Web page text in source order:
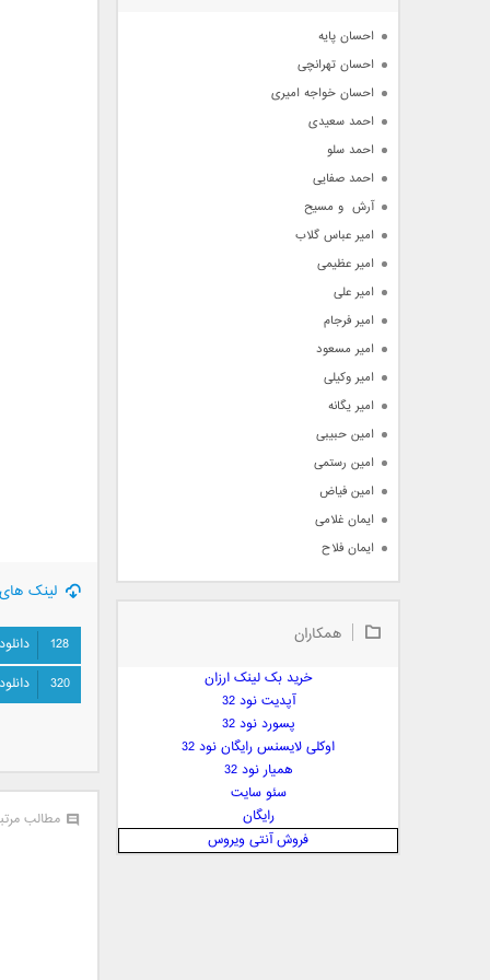
لینک
128
320
مطالب
احسان پایه
احسان تهرانچی
احسان خواجه امیری
احمد سعیدی
احمد سلو
احمد صفایی
آرش  و مسیح
امیر عباس گلاب
امیر عظیمی
امیر علی
امیر فرجام
امیر مسعود
امیر وکیلی
امیر یگانه
امین حبیبی
امین رستمی
امین فیاض
ایمان غلامی
ایمان فلاح
بابک جهانبخش
بابک مافی
بهنام صفوی
پارسا چیلیک
همکاران
خرید بک لینک ارزان
آپدیت نود 32
پسورد نود 32
اوکلی لایسنس رایگان نود 32
همیار نود 32
سئو سایت
رایگان
فروش آنتی ویروس